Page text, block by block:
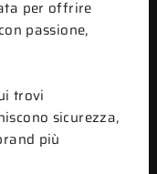
per offrire
passione,
trovi
sicurezza,
più